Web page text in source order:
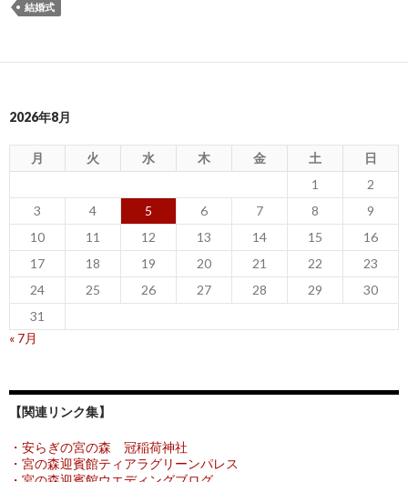
結婚式
2026年8月
月 火 水 木 金 土
日
1
2
3
4 5 6 7 8
9
10
11 12 13 14 15
16
17
18 19 20 21 22
23
24
25 26 27 28 29
30
31
« 7月
【関連リンク集】
・安らぎの宮の森 冠稲荷神社
・宮の森迎賓館ティアラグリーンパレス